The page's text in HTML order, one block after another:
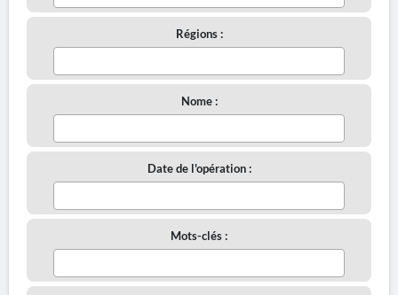
Régions :
Nome :
Date de l'opération :
Mots-clés :